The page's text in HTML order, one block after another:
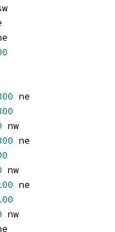
ne
nw
ne
nw
ne
nw